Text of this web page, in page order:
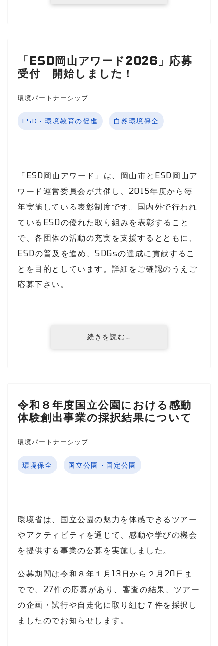
「ESD岡山アワード2026」応募
受付 開始しました！
環境パートナーシップ
ESD・環境教育の促進 自然環境保全
「ESD岡山アワード」は、岡山市とESD岡山ア
ワード運営委員会が共催し、2015年度から毎
年実施している表彰制度です。国内外で行われ
ているESDの優れた取り組みを表彰すること
で、各団体の活動の充実を支援するとともに、
ESDの普及を進め、SDGsの達成に貢献するこ
とを目的としています。詳細をご確認のうえご
応募下さい。
続きを読む…
令和８年度国立公園における感動
体験創出事業の採択結果について
環境パートナーシップ
環境保全 国立公園・国定公園
環境省は、国立公園の魅力を体感できるツアー
やアクティビティを通じて、感動や学びの機会
を提供する事業の公募を実施しました。
公募期間は令和８年１月13日から２月20日ま
でで、27件の応募があり、審査の結果、ツアー
の企画・試行や自走化に取り組む７件を採択し
ましたのでお知らせします。